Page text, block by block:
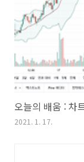
2021. 1. 17.